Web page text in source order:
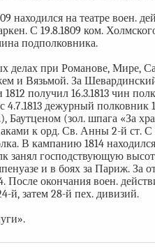
находился на театре воен.
С 19.8.1809 ком.
подполковника.
делах при Романове, Мире,
и Вязьмой. За
получил 16.3.1813 чин
дежурный полковник
(зол. шпага «За
к орд. Св. Анны 2-й ст. С
В кампанию 1814
занял господствующую
и в боях за Париж. За
После окончания воен.
й, затем 28-й пех. дивизий.